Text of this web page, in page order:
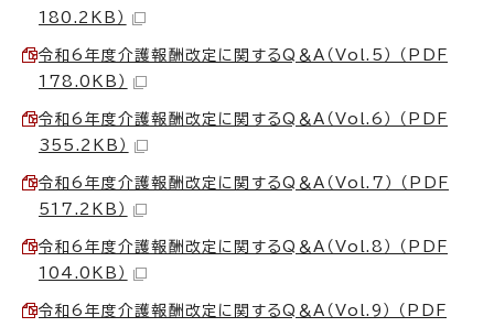
180.2KB）
令和6年度介護報酬改定に関するQ＆A（Vol.5） （PDF
178.0KB）
令和6年度介護報酬改定に関するQ＆A（Vol.6） （PDF
355.2KB）
令和6年度介護報酬改定に関するQ＆A（Vol.7） （PDF
517.2KB）
令和6年度介護報酬改定に関するQ＆A（Vol.8） （PDF
104.0KB）
令和6年度介護報酬改定に関するQ＆A（Vol.9） （PDF